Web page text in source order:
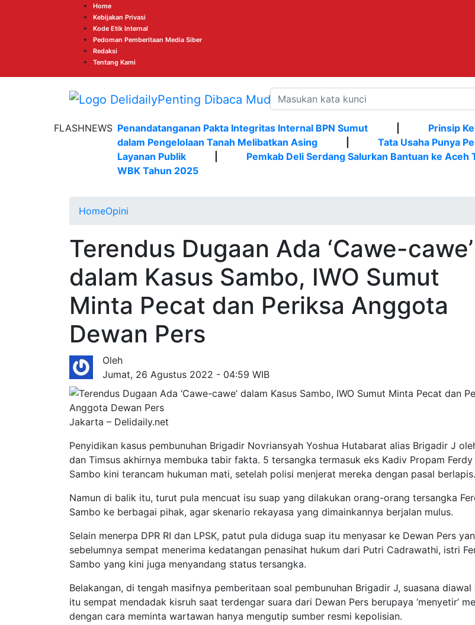
Home
Kebijakan Privasi
Kode Etik Internal
Pedoman Pemberitaan Media Siber
Redaksi
Tentang Kami
FLASHNEWS Penandatanganan Pakta Integritas Internal BPN Sumut
Prinsip
dalam Pengelolaan Tanah Melibatkan Asing
Tata Usaha Punya
Layanan Publik
Pemkab Deli Serdang Salurkan Bantuan ke Aceh
WBK Tahun 2025
HomeOpini
Terendus Dugaan Ada ‘Cawe-cawe’
dalam Kasus Sambo, IWO Sumut
Minta Pecat dan Periksa Anggota
Dewan Pers
Oleh
Jumat, 26 Agustus 2022 - 04:59 WIB
Jakarta – Delidaily.net
Penyidikan kasus pembunuhan Brigadir Novriansyah Yoshua Hutabarat alias Brigadir J
dan Timsus akhirnya membuka tabir fakta. 5 tersangka termasuk eks Kadiv Propam Ferdy
Sambo kini terancam hukuman mati, setelah polisi menjerat mereka dengan pasal berlapis.
Namun di balik itu, turut pula mencuat isu suap yang dilakukan orang-orang tersangka
Sambo ke berbagai pihak, agar skenario rekayasa yang dimainkannya berjalan mulus.
Selain menerpa DPR RI dan LPSK, patut pula diduga suap itu menyasar ke Dewan Pers
sebelumnya sempat menerima kedatangan penasihat hukum dari Putri Cadrawathi, istri
Sambo yang kini juga menyandang status tersangka.
Belakangan, di tengah masifnya pemberitaan soal pembunuhan Brigadir J, suasana diawal
itu sempat mendadak kisruh saat terdengar suara dari Dewan Pers berupaya ‘menyetir’
dengan cara meminta wartawan hanya mengutip sumber resmi kepolisian.